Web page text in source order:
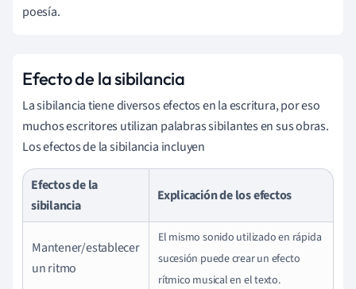
poesía.
Efecto de la sibilancia
La sibilancia tiene diversos efectos en la escritura, por eso
muchos escritores utilizan palabras sibilantes en sus obras.
Los efectos de la sibilancia incluyen
Efectos de la
sibilancia
Explicación de los efectos
Mantener/establecer
un ritmo
El mismo sonido utilizado en rápida
sucesión puede crear un efecto
rítmico musical en el texto.